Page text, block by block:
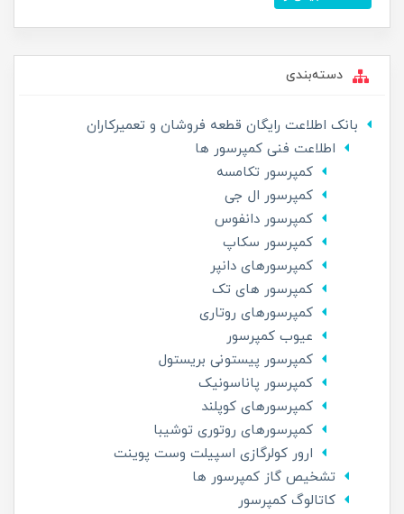
دسته‌بندی
بانک اطلاعت رایگان قطعه فروشان و تعمیرکاران
اطلاعت فنی کمپرسور ها
کمپرسور تکامسه
کمپرسور ال جی
کمپرسور دانفوس
کمپرسور سکاپ
کمپرسورهای دانپر
کمپرسور های تک
کمپرسورهای روتاری
عیوب کمپرسور
کمپرسور پیستونی بریستول
کمپرسور پاناسونیک
کمپرسورهای کوپلند
کمپرسورهای روتوری توشیبا
ارور کولرگازی اسپیلت وست پوینت
تشخیص گاز کمپرسور ها
کاتالوگ کمپرسور